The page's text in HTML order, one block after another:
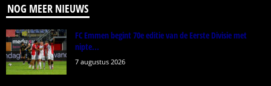
NOG MEER NIEUWS
FC Emmen begint 70e editie van de Eerste Divisie met
nipte...
7 augustus 2026